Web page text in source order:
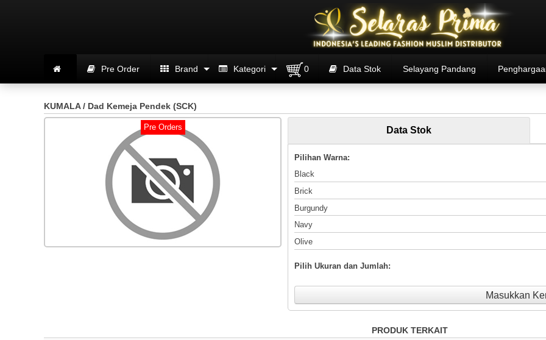
Pre Order Brand Kategori 0 Data Stok Selayang Pandang
KUMALA / Dad Kemeja Pendek (SCK)
Pre Orders Data Stok
Pilihan Warna:
Black
Brick
Burgundy
Navy
Olive
Pilih Ukuran dan Jumlah:
Masukkan
PRODUK TERKAIT